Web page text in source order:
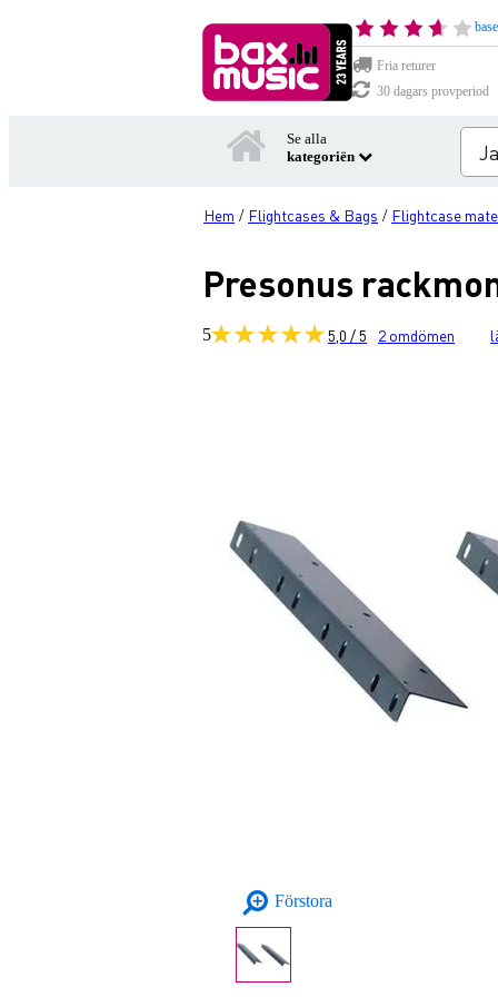
Fria returer
30 dagars provperiod
Se alla
kategoriën
Hem / Flightcases & Bags / Flightcase
Presonus
5 5,0 / 5 2 omdömen
Förstora